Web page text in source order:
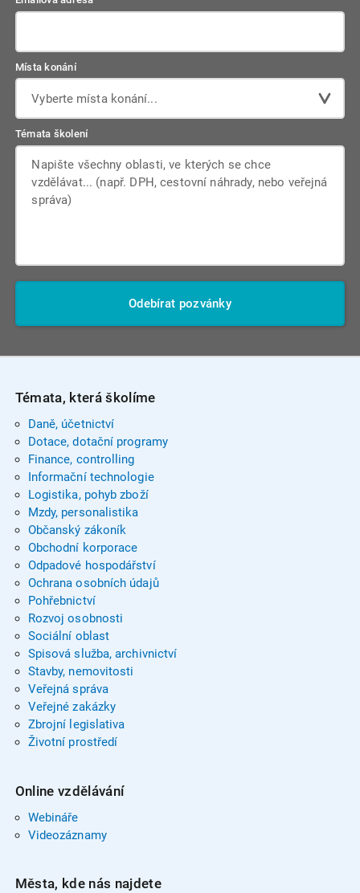
Místa konání
Vyberte místa konání...
Témata školení
Odebírat pozvánky
Témata, která školíme
Daně, účetnictví
Dotace, dotační programy
Finance, controlling
Informační technologie
Logistika, pohyb zboží
Mzdy, personalistika
Občanský zákoník
Obchodní korporace
Odpadové hospodářství
Ochrana osobních údajů
Pohřebnictví
Rozvoj osobnosti
Sociální oblast
Spisová služba, archivnictví
Stavby, nemovitosti
Veřejná správa
Veřejné zakázky
Zbrojní legislativa
Životní prostředí
Online vzdělávání
Webináře
Videozáznamy
Města, kde nás najdete